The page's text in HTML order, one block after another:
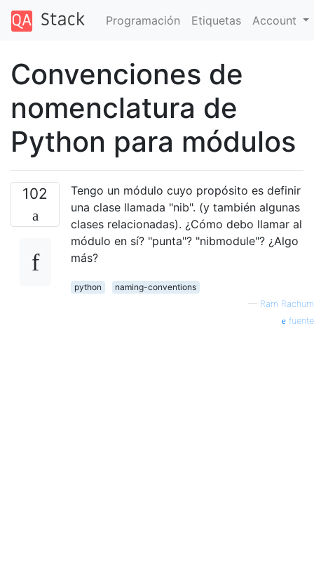
Programación Etiquetas Account
Convenciones de
nomenclatura de
Python para módulos
102
Tengo un módulo cuyo propósito es definir
una clase llamada "nib". (y también algunas
clases relacionadas). ¿Cómo debo llamar al
módulo en sí? "punta"? "nibmodule"? ¿Algo
más?
python
naming-conventions
— Ram Rachum
fuente